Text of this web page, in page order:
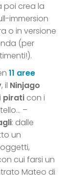
poi crea la
immersion
o in versione
(per
11 aree
, il Ninjago
pirati con i
–
: dalle
un
cui farsi un
Mateo di